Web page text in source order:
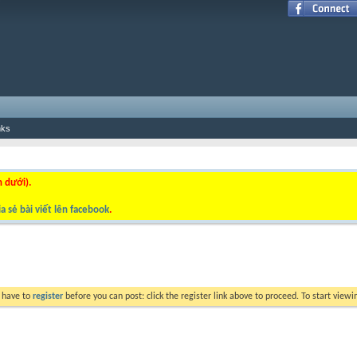
dưới).
sẻ bài viết lên facebook.
to register before you can post: click the register link above to proceed. To start